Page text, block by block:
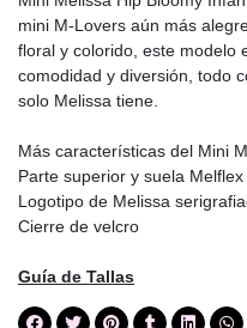
mini M-Lovers aún más
floral y colorido, este modelo
comodidad y diversión, todo
solo Melissa tiene.
Más características del Mini
Parte superior y suela Melflex
Logotipo de Melissa
Cierre de velcro
Guía de Tallas